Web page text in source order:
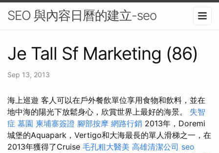
SEO 與內容日曆的建立-seo
Je Tall Sf Marketing (86)
Sep 13, 2013
海上巡遊 客人可以在戶外餐飲單位享用食物和飲料，並在
地中海的陽光下放鬆身心，欣賞世界上最好的海景。 失智
症 墓園 柬埔寨簽證 腳部按摩 網路行銷 2013年，Doremi
城堡的Aquapark，Vertigo和大海最長的單人滑梯之一，在
2013年獲得了Cruise 毛孔粗大醫美 高雄清潔公司 seo